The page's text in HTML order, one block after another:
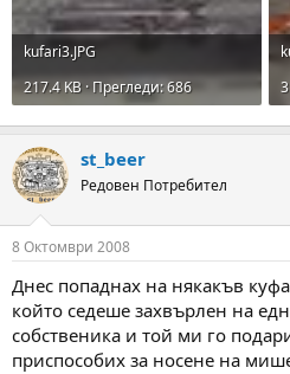
kufari3.JPG
217.4 KB · Прегледи: 686
st_beer
Редовен Потребител
8 Октомври 2008
Днес попаднах на някакъв
който седеше захвърлен на
собственика и той ми го
приспособих за носене на